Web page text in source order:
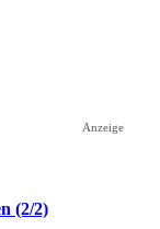
Anzeige
(2/2)